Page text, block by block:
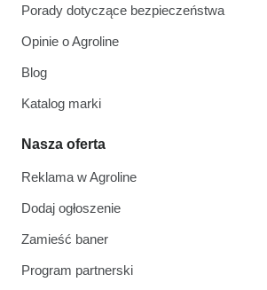
Porady dotyczące bezpieczeństwa
Opinie o Agroline
Blog
Katalog marki
Nasza oferta
Reklama w Agroline
Dodaj ogłoszenie
Zamieść baner
Program partnerski